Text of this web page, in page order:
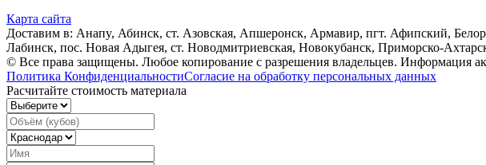
Карта сайта
Доставим в: Анапy, Абинск, ст. Азовская, Апшеронск, Армавир, пгт. Афипский,
Лабинск, пос. Новая Адыгея, ст. Новодмитриевская, Новокубанск, Приморско-
© Все права защищены. Любое копирование с разрешения владельцев. Информация
Политика КонфиденциальностиСогласие на обработку персональных данных
Расчитайте стоимость материала